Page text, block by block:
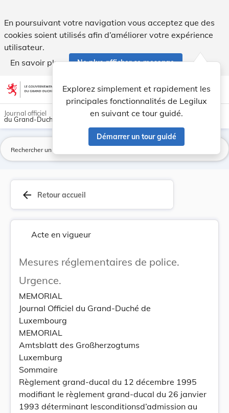
En poursuivant votre navigation vous acceptez que des
cookies soient utilisés afin d’améliorer votre expérience
utilisateur.
En savoir plus
Ne plus afficher ce message
Aller au contenu account_circle help Aide
Explorez simplement et rapidement les
principales fonctionnalités de Legilux
en suivant ce tour guidé.
Démarrer un tour guidé
light_mode dark_mode
Journal officiel
du Grand-Duché de Luxembourg
arrow_back Retour accueil
Acte en vigueur
Mesures réglementaires de police.
Urgence.
MEMORIAL
Journal Officiel du Grand-Duché de
Luxembourg
MEMORIAL
Amtsblatt des Großherzogtums
Luxemburg
Sommaire
Règlement grand-ducal du 12 décembre 1995
modifiant le règlement grand-ducal du 26 janvier
1993 déterminant lesconditionsd’admission au